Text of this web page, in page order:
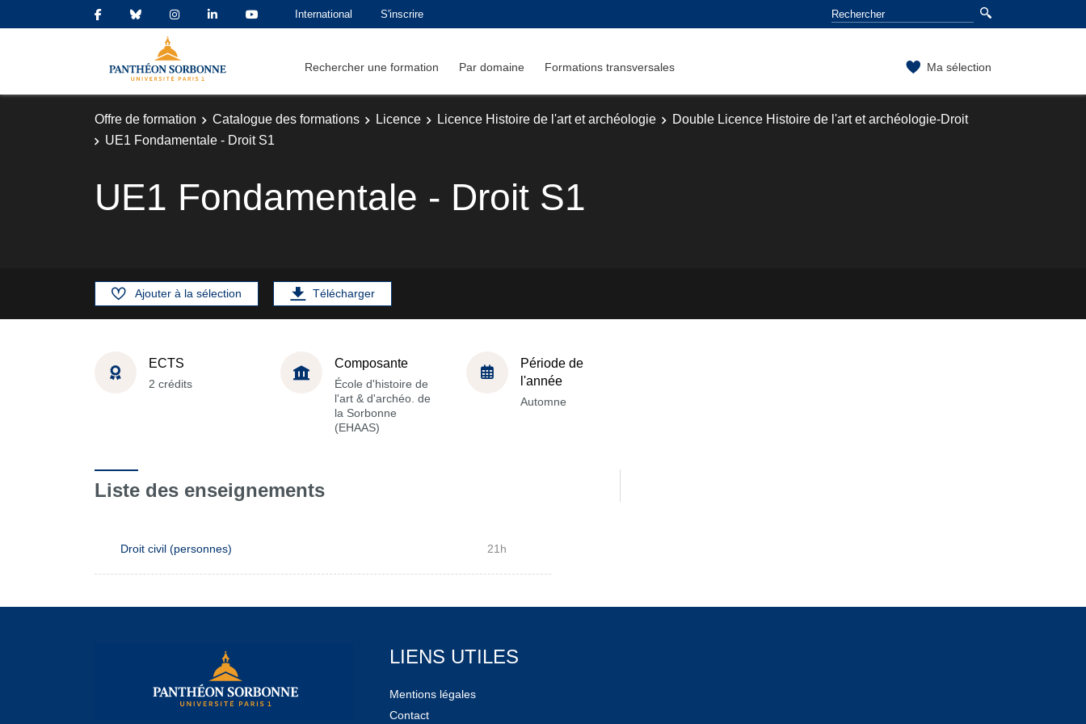
International S'inscrire
Rechercher une formation Par domaine Formations transversales Ma sélection
Offre de formation Catalogue des formations Licence Licence Histoire de l'art et archéologie
Double Licence Histoire de l'art et archéologie-Droit
UE1 Fondamentale - Droit S1
UE1 Fondamentale - Droit S1
Ajouter à la sélection Télécharger
ECTS
2 crédits
Composante
École d'histoire de
l'art & d'archéo. de
la Sorbonne
(EHAAS)
Période de
l'année
Automne
Liste des enseignements
Droit civil (personnes) 21h
LIENS UTILES
Mentions légales
Contact